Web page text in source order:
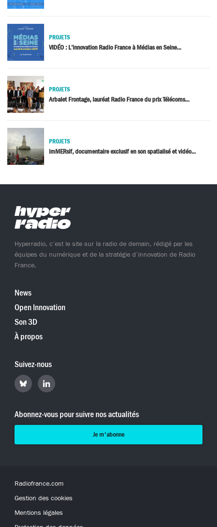
PROJETS
VIDÉO : L’innovation Radio France à Médias en Seine...
PROJETS
Arbalet Frontage, lauréat Radio France du prix Télécoms...
PROJETS
imMERsif, documentaire exclusif en son spatialisé et vidéo...
Hyperradio, c’est le site sur la radio de demain, rédigé par les
équipes du numérique et de la stratégie d’innovation de Radio
France.
News
Open Innovation
Son 3D
À propos
Suivez-nous
Retrouvez
Hyperradio
Bluesky
Retrouvez
Hyperradio
LinkedIn
Abonnez-vous pour suivre nos actualités
Je m'abonne
Radiofrance.com
Gestion des cookies
Mentions légales